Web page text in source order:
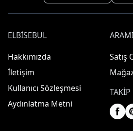
ELBISEBUL
Hakkımızda
İletişim
Kullanıcı Sözleşmesi
Aydınlatma Metni
Satış
TAKIP